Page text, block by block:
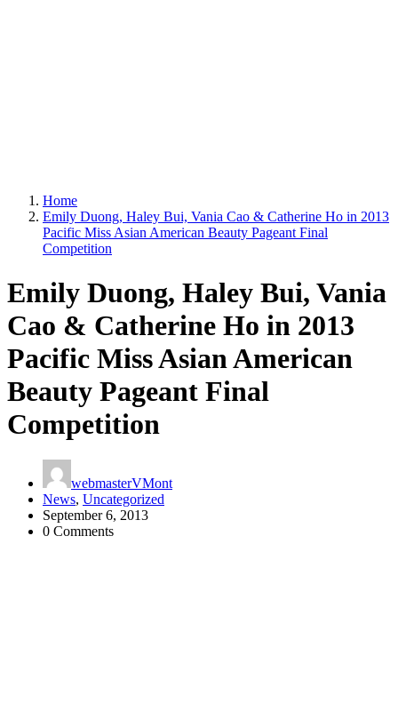
Home
Emily Duong, Haley Bui, Vania Cao & Catherine Ho in 2013
Pacific Miss Asian American Beauty Pageant Final
Competition
Emily Duong, Haley Bui, Vania
Cao & Catherine Ho in 2013
Pacific Miss Asian American
Beauty Pageant Final
Competition
webmasterVMont
News, Uncategorized
September 6, 2013
0 Comments